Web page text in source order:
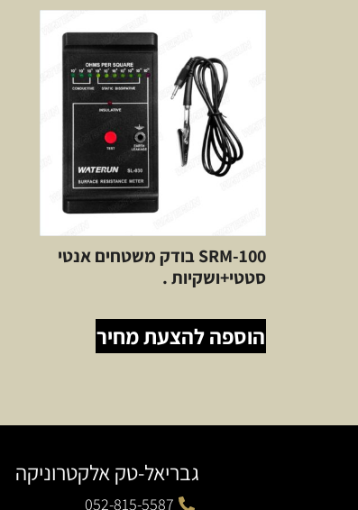
SRM-100 בודק משטחים אנטי
סטטי+ושקיות .
הוספה להצעת מחיר
גבריאל-טק אלקטרוניקה
052-815-5587